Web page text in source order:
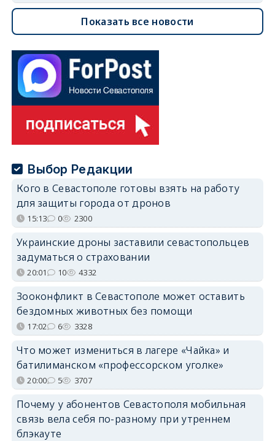
Показать все новости
Выбор Редакции
Кого в Севастополе готовы взять на работу
для защиты города от дронов
15:13 0 2300
Украинские дроны заставили севастопольцев
задуматься о страховании
20:01 10 4332
Зооконфликт в Севастополе может оставить
бездомных животных без помощи
17:02 6 3328
Что может измениться в лагере «Чайка» и
батилиманском «профессорском уголке»
20:00 5 3707
Почему у абонентов Севастополя мобильная
связь вела себя по-разному при утреннем
блэкауте